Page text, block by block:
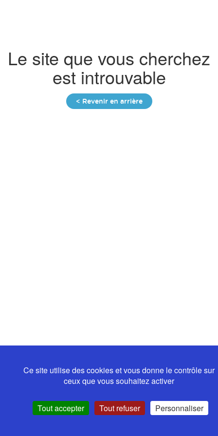
Le site que vous cherchez
est introuvable
< Revenir en arrière
Ce site utilise des cookies et vous donne le contrôle sur
ceux que vous souhaitez activer
Tout accepter Tout refuser Personnaliser